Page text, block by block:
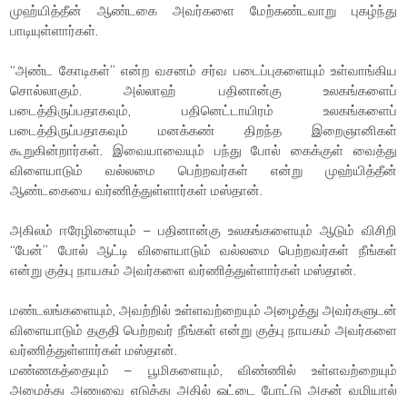
முஹ்யித்தீன் ஆண்டகை அவர்களை மேற்கண்டவாறு புகழ்ந்து
பாடியுள்ளார்கள்.
“அண்ட கோடிகள்” என்ற வசனம் சர்வ படைப்புகளையும் உள்வாங்கிய
சொல்லாகும். அல்லாஹ் பதினான்கு உலகங்களைப்
படைத்திருப்பதாகவும், பதினெட்டாயிரம் உலகங்களைப்
படைத்திருப்பதாகவும் மனக்கண் திறந்த இறைஞானிகள்
கூறுகின்றார்கள். இவையாவையும் பந்து போல் கைக்குள் வைத்து
விளையாடும் வல்லமை பெற்றவர்கள் என்று முஹ்யித்தீன்
ஆண்டகையை வர்ணித்துள்ளார்கள் மஸ்தான்.
அகிலம் ஈரேழினையும் – பதினான்கு உலகங்களையும் ஆடும் விசிறி
“பேன்” போல் ஆட்டி விளையாடும் வல்லமை பெற்றவர்கள் நீங்கள்
என்று குத்பு நாயகம் அவர்களை வர்ணித்துள்ளார்கள் மஸ்தான்.
மண்டலங்களையும், அவற்றில் உள்ளவற்றையும் அழைத்து அவர்களுடன்
விளையாடும் தகுதி பெற்றவர் நீங்கள் என்று குத்பு நாயகம் அவர்களை
வர்ணித்துள்ளார்கள் மஸ்தான்.
மண்ணகத்தையும் – பூமிகளையும், விண்ணில் உள்ளவற்றையும்
அழைத்து அணுவை எடுத்து அதில் ஓட்டை போட்டு அதன் வழியால்